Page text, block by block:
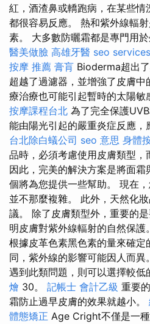
紅，酒渣鼻或轎跑病，在某些
都很容易反應。 熱和紫外線輻
素。 大多數防曬霜都是專門用
醫美做臉 高雄牙醫 seo services
按摩 推薦 膏肓 Bioderma超出
超越了過濾器，並增強了皮膚
療治療也可能引起暫時的太陽敏
按摩課程台北 為了完全保護
能由陽光引起的嚴重炎症反應，
台北除白蟻公司 seo 意思 身體
品時，必須考慮使用皮膚類型，
因此，完美的解決方案是將面
個將為您提供一些幫助。 現在
並不那麼複雜。 此外，天然化
議。 除了皮膚類型外，重要的
明皮膚對紫外線輻射的自然保護
根據皮革色素黑色素的量來確
同，紫外線的影響可能因人而異
遇到此類問題，則可以選擇較低
燴 30。 記帳士 會計乙級 重要
霜防止過早皮膚的效果就越小。
體態矯正 Age Cright不僅是一